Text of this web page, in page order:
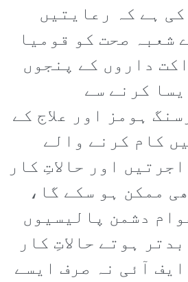
ہے کہ رعایتیں
شعبہ صحت کو قومیا
داروں کے پنجوں
کرنے سے
ہومز اور علاج کے
کام کرنے والے
اور حالاتِ کار
ممکن ہو سکے گا،
دشمن پالیسیوں
ہوتے حالاتِ کار
ایف آئی نہ صرف ایسے